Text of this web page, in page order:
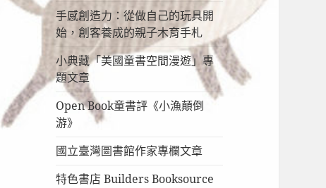
手感創造力：從做自己的玩具開
始，創客養成的親子木育手札
小典藏「美國童書空間漫遊」專
題文章
Open Book童書評《小漁顛倒
游》
國立臺灣圖書館作家專欄文章
特色書店 Builders Booksource